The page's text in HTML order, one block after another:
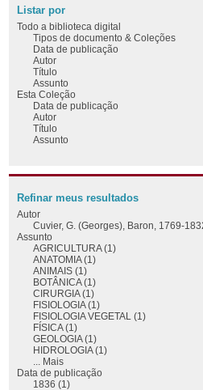
Listar por
Todo a biblioteca digital
Tipos de documento & Coleções
Data de publicação
Autor
Título
Assunto
Esta Coleção
Data de publicação
Autor
Título
Assunto
Refinar meus resultados
Autor
Cuvier, G. (Georges), Baron, 1769-
Assunto
AGRICULTURA (1)
ANATOMIA (1)
ANIMAIS (1)
BOTÂNICA (1)
CIRURGIA (1)
FISIOLOGIA (1)
FISIOLOGIA VEGETAL (1)
FÍSICA (1)
GEOLOGIA (1)
HIDROLOGIA (1)
... Mais
Data de publicação
1836 (1)